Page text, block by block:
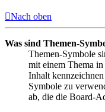
Nach oben
Was sind Themen-
Themen-Symbole
mit einem Thema in
Inhalt
Symbole zu
ab, die die Board-